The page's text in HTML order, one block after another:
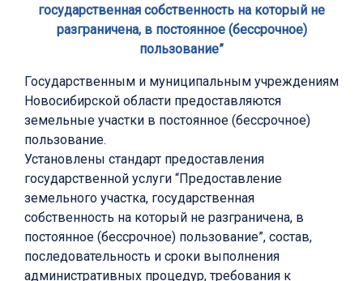
государственная собственность на который не
разграничена, в постоянное (бессрочное)
пользование”
Государственным и муниципальным учреждениям
Новосибирской области предоставляются
земельные участки в постоянное (бессрочное)
пользование.
Установлены стандарт предоставления
государственной услуги “Предоставление
земельного участка, государственная
собственность на который не разграничена, в
постоянное (бессрочное) пользование”, состав,
последовательность и сроки выполнения
административных процедур, требования к